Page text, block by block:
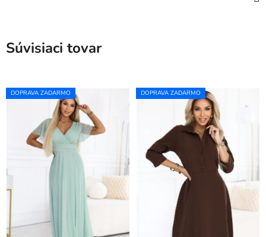
Súvisiaci tovar
DOPRAVA ZADARMO DOPRAVA ZADARMO